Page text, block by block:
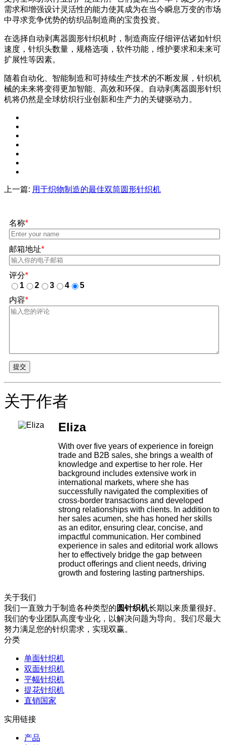
需求和增强设计灵活性的能力使其成为在当今瞬息万变的市场
中寻求竞争优势的纺织品制造商的宝贵投资。
在选择自动剥离器圆形针织机时，制造商应仔细评估诸如针织
速度，针织头数量，规格选项，软件功能，维护要求和未来可
扩展性等因素。
随着自动化、智能制造和可持续生产技术的不断发展，针织机
械的未来将变得更加智能、高效和环保。自动剥离器圆形针织
机将仍然是全球纺织行业创新和生产力的关键驱动力。
上一篇: 用于织物制造的最佳双筒圆形针织机
名称*
邮箱地址*
评分*
1
2 3 4
5
内容*
提交
关于作者
Eliza
With over five years of experience in foreign
trade and B2B sales, she brings a wealth of
knowledge and expertise to her role. Her
background includes extensive work in
international markets, where she has
successfully navigated the complexities of
cross-border transactions and developed
strong relationships with clients. In addition to
her sales acumen, she has honed her skills
as an editor, ensuring clear, concise, and
impactful communication. Her combined
experience in sales and editorial work allows
her to effectively bridge the gap between
product offerings and client needs, driving
growth and fostering lasting partnerships.
关于我们
我们一直致力于制造各种类型的 圆针织机长期以来质量很好。
我们的专业团队高度专业化，以解决问题为导向。我们尽最大
努力满足您的针织需求，实现双赢。
分类
单面针织机
双面针织机
平幅针织机
提花针织机
直销国家
实用链接
产品